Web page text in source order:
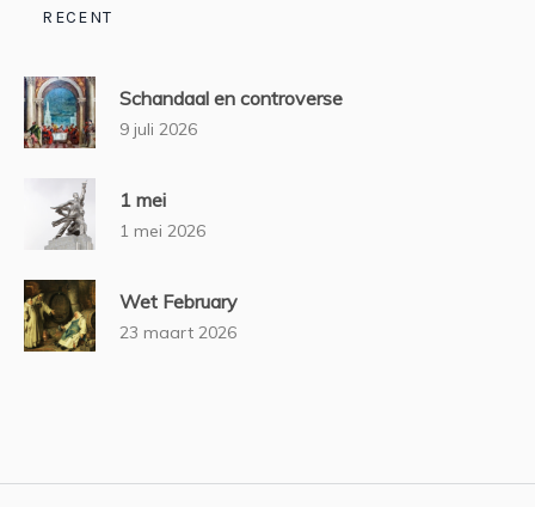
RECENT
Schandaal en controverse
9 juli 2026
1 mei
1 mei 2026
Wet February
23 maart 2026